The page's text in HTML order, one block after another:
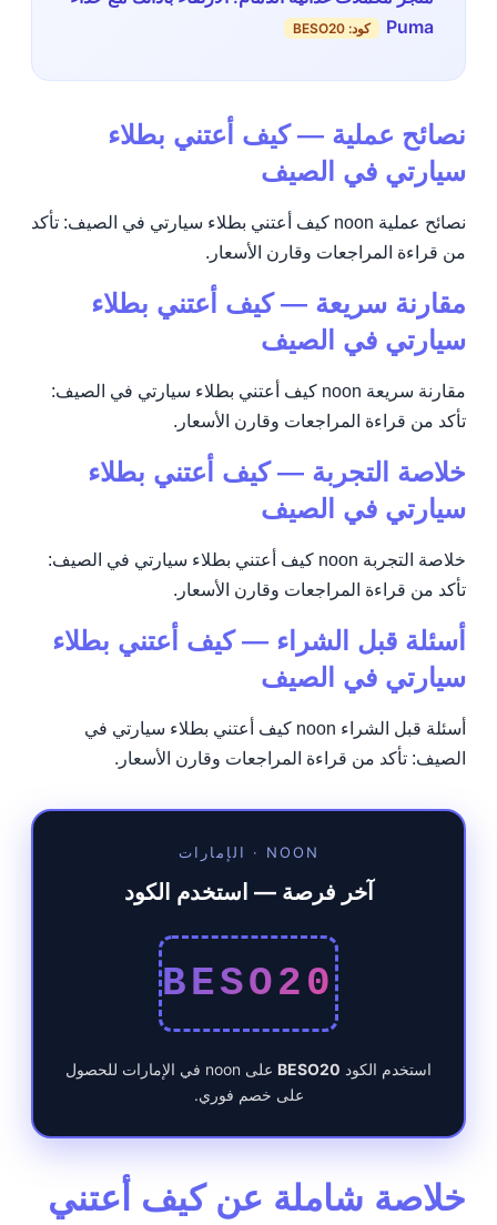
Puma
كود: BESO20
نصائح عملية — كيف أعتني بطلاء
سيارتي في الصيف
نصائح عملية noon كيف أعتني بطلاء سيارتي في الصيف: تأكد
من قراءة المراجعات وقارن الأسعار.
مقارنة سريعة — كيف أعتني بطلاء
سيارتي في الصيف
مقارنة سريعة noon كيف أعتني بطلاء سيارتي في الصيف:
تأكد من قراءة المراجعات وقارن الأسعار.
خلاصة التجربة — كيف أعتني بطلاء
سيارتي في الصيف
خلاصة التجربة noon كيف أعتني بطلاء سيارتي في الصيف:
تأكد من قراءة المراجعات وقارن الأسعار.
أسئلة قبل الشراء — كيف أعتني بطلاء
سيارتي في الصيف
أسئلة قبل الشراء noon كيف أعتني بطلاء سيارتي في
الصيف: تأكد من قراءة المراجعات وقارن الأسعار.
NOON · الإمارات
آخر فرصة — استخدم الكود
BESO20
استخدم الكود BESO20
على noon في الإمارات للحصول
على خصم فوري.
خلاصة شاملة عن كيف أعتني